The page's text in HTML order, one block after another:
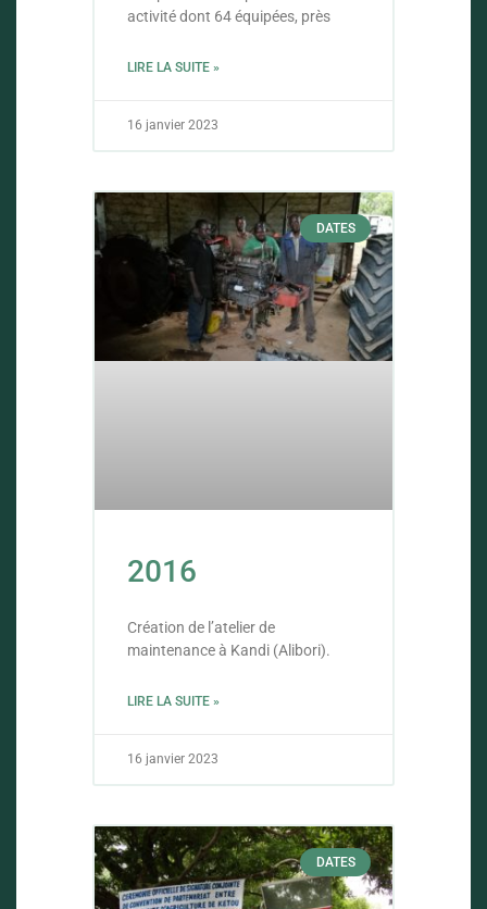
activité dont 64 équipées, près
LIRE LA SUITE »
16 janvier 2023
DATES
2016
Création de l’atelier de
maintenance à Kandi (Alibori).
LIRE LA SUITE »
16 janvier 2023
DATES